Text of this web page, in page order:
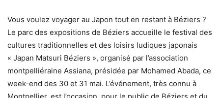
Vous voulez voyager au Japon tout en restant à Béziers ?
Le parc des expositions de Béziers accueille le festival des
cultures traditionnelles et des loisirs ludiques japonais
« Japan Matsuri Béziers », organisé par l’association
montpelliéraine Assiana, présidée par Mohamed Abada, ce
week-end des 30 et 31 mai. L’événement, très connu à